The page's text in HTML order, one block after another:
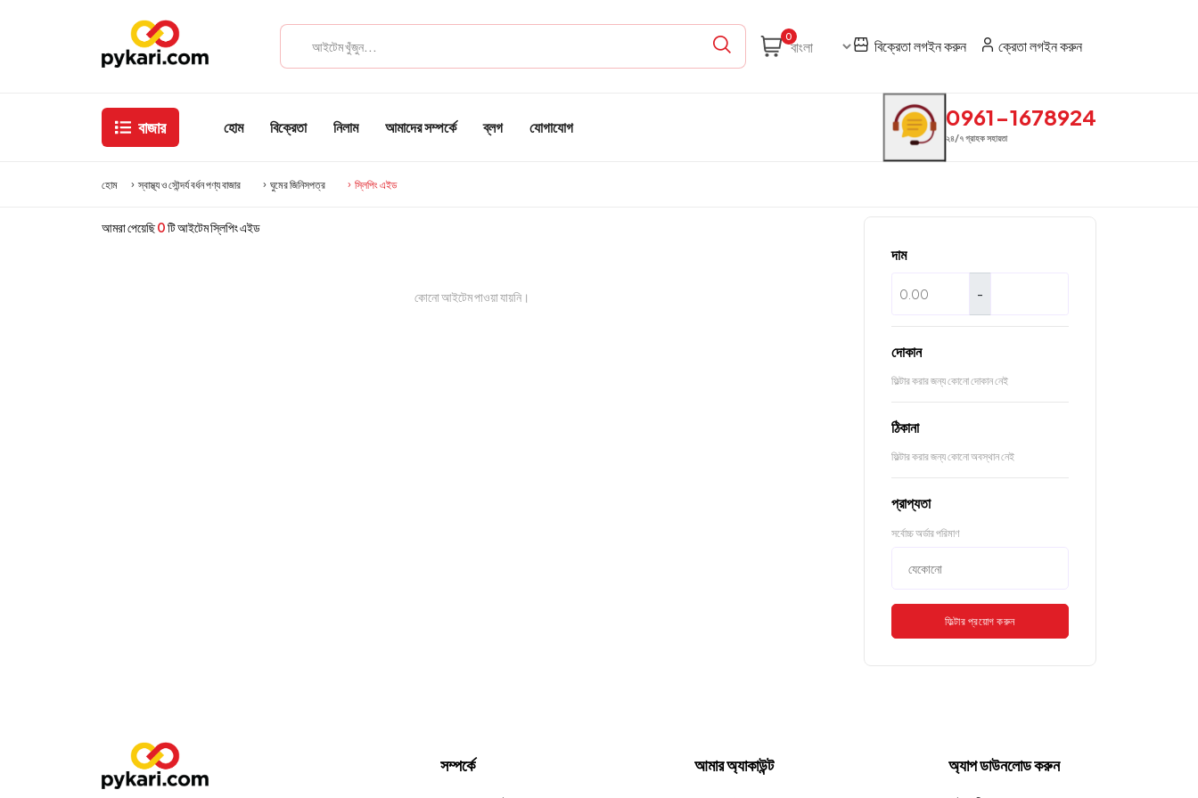
0
বিক্রেতা লগইন করুন ক্রেতা লগইন করুন
বাজার হোম বিক্রেতা নিলাম আমাদের সম্পর্কে ব্লগ যোগাযোগ 0961-1678924
২৪/৭ গ্রাহক সহায়তা
হোম স্বাস্থ্য ও সৌন্দর্য বর্ধন পণ্য বাজার ঘুমের জিনিসপত্র স্লিপিং এইড
আমরা পেয়েছি0টি আইটেম স্লিপিং এইড
কোনো আইটেম পাওয়া যায়নি।
দাম
-
দোকান
ফিল্টার করার জন্য কোনো দোকান নেই
ঠিকানা
ফিল্টার করার জন্য কোনো অবস্থান নেই
প্রাপ্যতা
সর্বোচ্চ অর্ডার পরিমাণ
ফিল্টার প্রয়োগ করুন
সম্পর্কে আমার অ্যাকাউন্ট অ্যাপ ডাউনলোড করুন